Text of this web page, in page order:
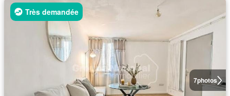
7photos
Très demandée